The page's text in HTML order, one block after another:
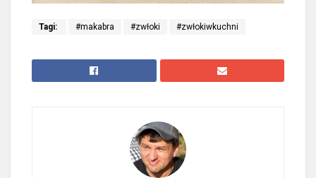
Tagi: #makabra #zwłoki #zwłokiwkuchni